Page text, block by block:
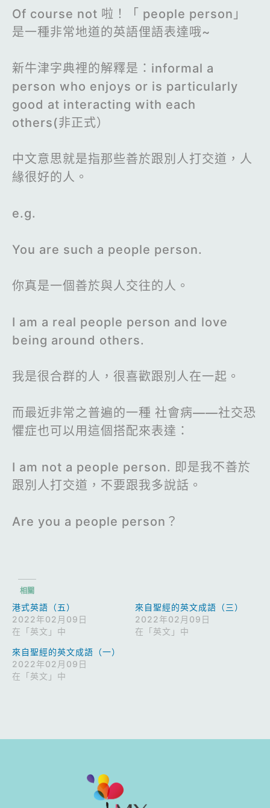
Of course not 啦！「 people person」
是一種非常地道的英語俚語表達哦~
新牛津字典裡的解釋是：informal a
person who enjoys or is particularly
good at interacting with each
others(非正式）
中文意思就是指那些善於跟別人打交道，人
緣很好的人。
e.g.
You are such a people person.
你真是一個善於與人交往的人。
I am a real people person and love
being around others.
我是很合群的人，很喜歡跟別人在一起。
而最近非常之普遍的一種 社會病——社交恐
懼症也可以用這個搭配來表達：
I am not a people person. 即是我不善於
跟別人打交道，不要跟我多說話。
Are you a people person？
相關
港式英語（五）
2022年02月09日
在「英文」中
來自聖經的英文成語（三）
2022年02月09日
在「英文」中
來自聖經的英文成語（一）
2022年02月09日
在「英文」中